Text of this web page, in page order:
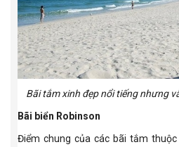
Bãi tắm xinh đẹp nổi tiếng nhưng
Bãi biển Robinson
Điểm chung của các bãi tắm